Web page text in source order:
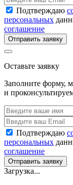
Подтверждаю
персональных
соглашение
Отправить заявку
Оставьте заявку
Заполните форму,
и
Подтверждаю
персональных
соглашение
Отправить заявку
Загрузка...